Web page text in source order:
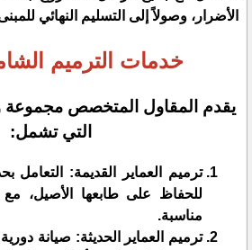
الأضرار، وصولاً إلى التسليم النهائي
خدمات الترميم
يقدم المقاول المتخصص
التي تشمل:
ترميم العماير القديمة: التعامل
للحفاظ على طابعها الأصيل، مع
مناسبة.
ترميم العماير الحديثة: صيانة